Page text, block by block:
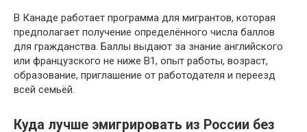
В Канаде работает программа для мигрантов, которая
предполагает получение определённого числа баллов
для гражданства. Баллы выдают за знание английского
или французского не ниже B1, опыт работы, возраст,
образование, приглашение от работодателя и переезд
всей семьёй.
Куда лучше эмигрировать из России без